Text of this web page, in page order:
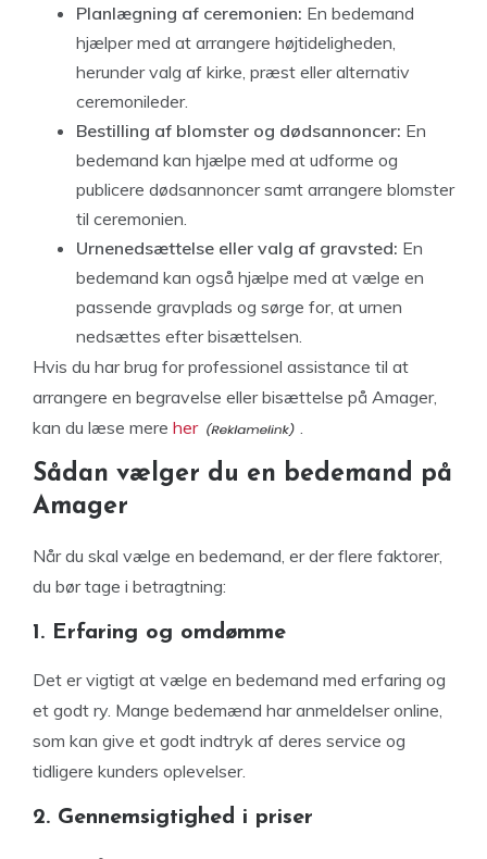
Planlægning af ceremonien: En bedemand
hjælper med at arrangere højtideligheden,
herunder valg af kirke, præst eller alternativ
ceremonileder.
Bestilling af blomster og dødsannoncer: En
bedemand kan hjælpe med at udforme og
publicere dødsannoncer samt arrangere blomster
til ceremonien.
Urnenedsættelse eller valg af gravsted: En
bedemand kan også hjælpe med at vælge en
passende gravplads og sørge for, at urnen
nedsættes efter bisættelsen.
Hvis du har brug for professionel assistance til at
arrangere en begravelse eller bisættelse på Amager,
kan du læse mere her .
Sådan vælger du en bedemand på
Amager
Når du skal vælge en bedemand, er der flere faktorer,
du bør tage i betragtning:
1. Erfaring og omdømme
Det er vigtigt at vælge en bedemand med erfaring og
et godt ry. Mange bedemænd har anmeldelser online,
som kan give et godt indtryk af deres service og
tidligere kunders oplevelser.
2. Gennemsigtighed i priser